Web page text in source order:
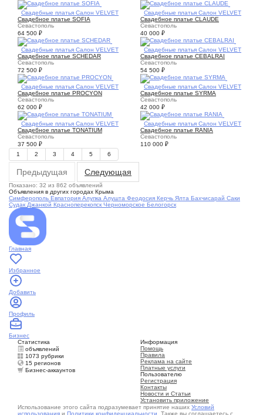
Свадебные платья Салон VELVET
Свадебное платье SOFIA
Севастополь
64 500 ₽
Свадебные платья Салон VELVET
Свадебное платье CLAUDE
Севастополь
40 000 ₽
Свадебные платья Салон VELVET
Свадебное платье SCHEDAR
Севастополь
72 500 ₽
Свадебные платья Салон VELVET
Свадебное платье CEBALRAI
Севастополь
54 500 ₽
Свадебные платья Салон VELVET
Свадебное платье PROCYON
Севастополь
62 000 ₽
Свадебные платья Салон VELVET
Свадебное платье SYRMA
Севастополь
42 000 ₽
Свадебные платья Салон VELVET
Свадебное платье TONATIUM
Севастополь
37 500 ₽
Свадебные платья Салон VELVET
Свадебное платье RANIA
Севастополь
110 000 ₽
1
2 3 4 5 6
Предыдущая Следующая
Показано: 32 из 862 объявлений
Объявления в других городах Крыма
Симферополь Евпатория Алупка Алушта Феодосия Керчь Ялта Бахчисарай Саки
Судак Джанкой Красноперекопск Черноморское Белогорск
Главная
Избранное
Добавить
Профиль
Бизнес
Статистика
объявлений
1073 рубрики
15 регионов
Бизнес-аккаунтов
Информация
Помощь
Правила
Реклама на сайте
Платные услуги
Пользователю
Регистрация
Контакты
Новости и Статьи
Установить приложение
Использование этого сайта подразумевает принятие наших Условий
использования и Политики конфиденциальности . Также вы соглашаетесь с